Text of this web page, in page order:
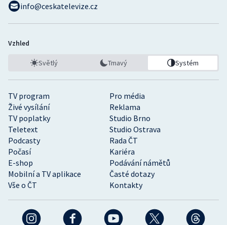
TV program
Pro média
Živé vysílání
Reklama
TV poplatky
Studio Brno
Teletext
Studio Ostrava
Podcasty
Rada ČT
Počasí
Kariéra
E-shop
Podávání námětů
Mobilní a TV aplikace
Časté dotazy
Vše o ČT
Kontakty
info@ceskatelevize.cz
Vzhled
Světlý Tmavý Systém